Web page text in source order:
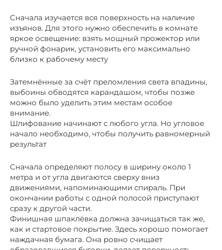
Сначала изучается вся поверхность на наличие
изъянов. Для этого нужно обеспечить в комнате
яркое освещение: взять мощный прожектор или
ручной фонарик, установить его максимально
близко к рабочему месту
Затемнённые за счёт преломления света впадины,
выбоины обводятся карандашом, чтобы позже
можно было уделить этим местам особое
внимание.
Шлифование начинают с любого угла. Но угловое
начало необходимо, чтобы получить равномерный
результат
Сначала определяют полосу в ширину около 1
метра и от угла двигаются сверху вниз
движениями, напоминающими спираль. При
окончании работы с одной полосой приступают
сразу к другой части.
Финишная шпаклёвка должна зачищаться так же,
как и стартовое покрытие. Здесь хорошо помогает
наждачная бумага. Она ровно счищает